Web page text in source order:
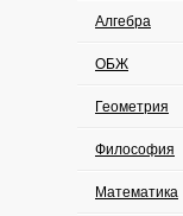
Алгебра
ОБЖ
Геометрия
Философия
Математика